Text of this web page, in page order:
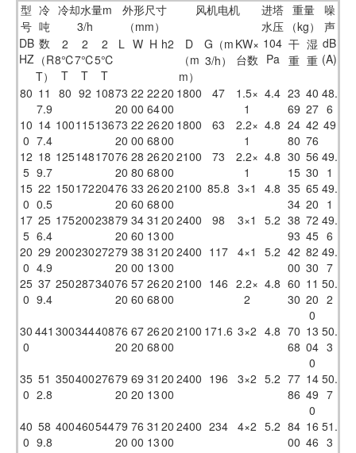
型
号
DB
HZ
冷
吨
数
（R
T）
冷却水量m
3/h
外形尺寸
（mm）
风机电机
进塔
水压
104
Pa
重量
（kg）
噪
声
dB
(A)
2
8℃
T
2
7℃
T
2
5℃
T
L W H h2
D
（m
m）
G（m
3/h）
KW×
台数
干
重
湿
重
80 11
7.9
80 92 10873
20
22
00
22
64
20
00
1800 47
1.5×
1
4.4 23
69
40
27
48.
6
10
0
14
7.4
10011513673
20
22
00
26
68
20
00
1800 63
2.2×
1
4.8 24
80
42
76
49
12
5
18
9.7
12514817076
20
28
80
26
68
20
00
2100 73
2.2×
1
4.8 30
15
56
30
49.
1
15
0
22
0.5
15017220476
20
33
60
26
68
20
00
2100 85.8 3×1 4.8 35
34
65
20
49.
1
17
5
25
6.4
17520023879
20
34
60
31
13
20
00
2400 98 3×1 5.2 38
93
72
45
49.
6
20
0
29
4.9
20023027279
20
38
00
31
13
20
00
2400 117 4×1 5.2 42
00
82
30
49.
7
25
0
37
9.4
25028734076
20
57
60
26
68
20
00
2100 146 2.2×
2
4.8 60
30
11
20
0
50.
2
30
0
441 30034440876
20
67
20
26
68
20
00
2100 171.6 3×2 4.8 70
68
13
04
0
50.
3
35
0
51
2.8
35040027679
20
69
20
31
13
20
00
2400 196 3×2 5.2 77
86
14
49
0
50.
7
40
0
58
9.8
40046054479
20
76
00
31
13
20
00
2400 234 4×2 5.2 84
00
16
46
51.
3